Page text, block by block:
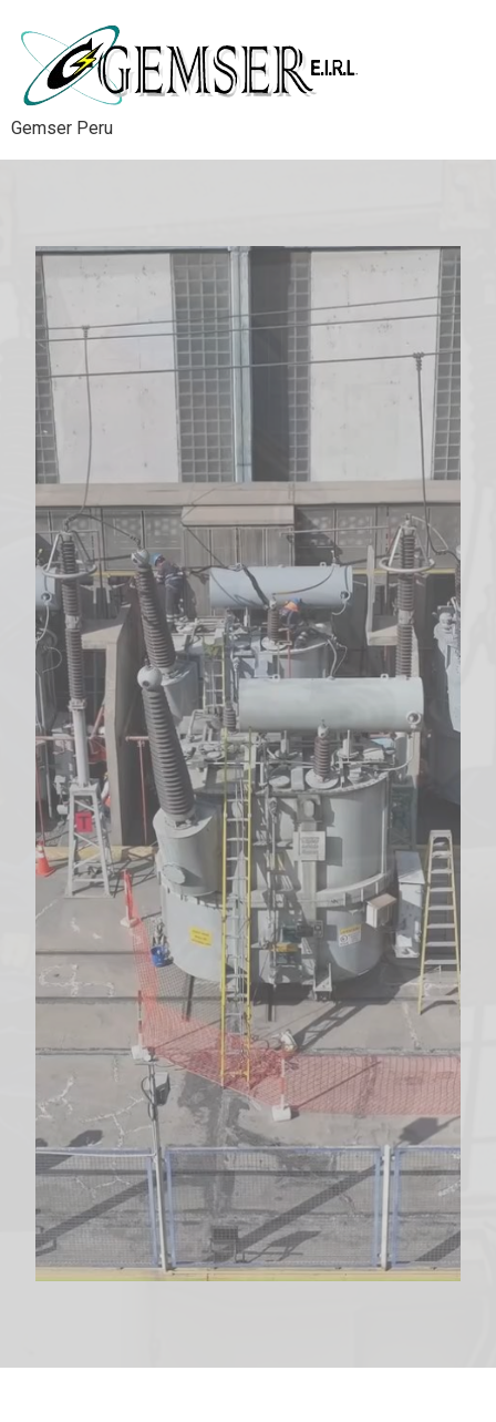
Gemser Peru
Prueb a electricas a transformador
de potenci